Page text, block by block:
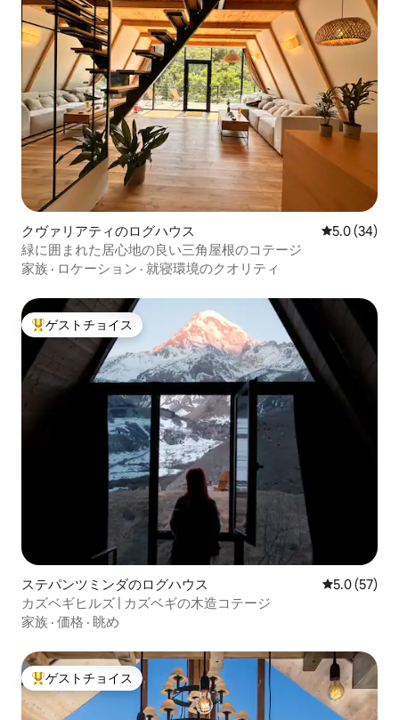
クヴァリアティのログハウス レビュー34
5.0 (34)
緑に囲まれた居心地の良い三角屋根のコテージ
家族 · ロケーション · 就寝環境のクオリティ
大好評のゲストチョイスです。
ゲストチョイス
ステパンツミンダのログハウス レビュー57
5.0 (57)
カズベギヒルズ | カズベギの木造コテージ
家族 · 価格 · 眺め
大好評のゲストチョイスです。
ゲストチョイス